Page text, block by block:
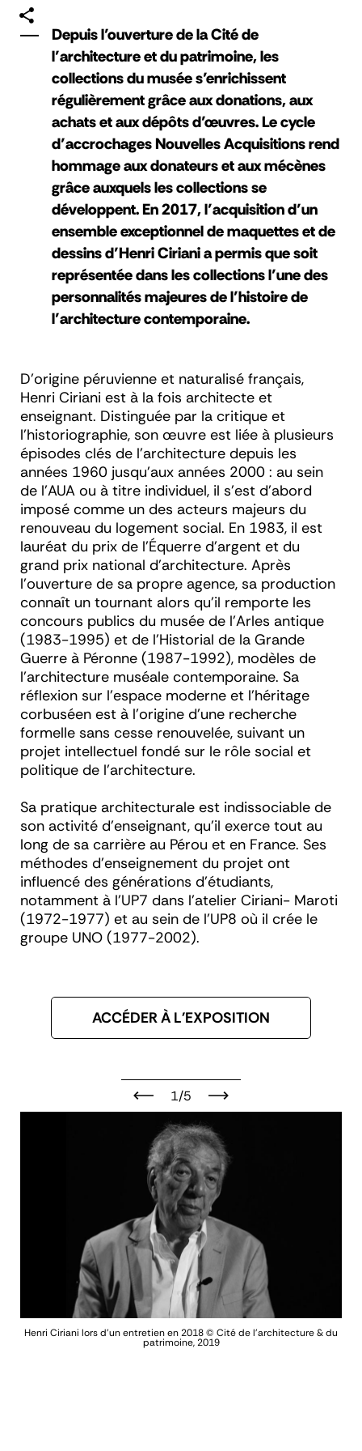
Depuis l’ouverture de la Cité de
l’architecture et du patrimoine, les
collections du musée s’enrichissent
régulièrement grâce aux donations, aux
achats et aux dépôts d’œuvres. Le cycle
d’accrochages Nouvelles Acquisitions rend
hommage aux donateurs et aux mécènes
grâce auxquels les collections se
développent. En 2017, l’acquisition d’un
ensemble exceptionnel de maquettes et de
dessins d’Henri Ciriani a permis que soit
représentée dans les collections l’une des
personnalités majeures de l’histoire de
l’architecture contemporaine.
D’origine péruvienne et naturalisé français,
Henri Ciriani est à la fois architecte et
enseignant. Distinguée par la critique et
l’historiographie, son œuvre est liée à plusieurs
épisodes clés de l’architecture depuis les
années 1960 jusqu’aux années 2000 : au sein
de l’AUA ou à titre individuel, il s’est d’abord
imposé comme un des acteurs majeurs du
renouveau du logement social. En 1983, il est
lauréat du prix de l’Équerre d’argent et du
grand prix national d’architecture. Après
l’ouverture de sa propre agence, sa production
connaît un tournant alors qu’il remporte les
concours publics du musée de l’Arles antique
(1983-1995) et de l’Historial de la Grande
Guerre à Péronne (1987-1992), modèles de
l’architecture muséale contemporaine. Sa
réflexion sur l’espace moderne et l’héritage
corbuséen est à l’origine d’une recherche
formelle sans cesse renouvelée, suivant un
projet intellectuel fondé sur le rôle social et
politique de l’architecture.
Sa pratique architecturale est indissociable de
son activité d’enseignant, qu’il exerce tout au
long de sa carrière au Pérou et en France. Ses
méthodes d’enseignement du projet ont
influencé des générations d’étudiants,
notamment à l’UP7 dans l’atelier Ciriani- Maroti
(1972-1977) et au sein de l’UP8 où il crée le
groupe UNO (1977-2002).
ACCÉDER À L'EXPOSITION
1/5
Henri Ciriani lors d'un entretien en 2018© Cité de l’architecture & du
patrimoine, 2019